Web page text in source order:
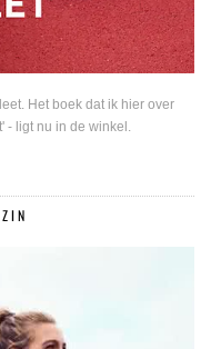
Het boek dat ik hier over
- ligt nu in de winkel.